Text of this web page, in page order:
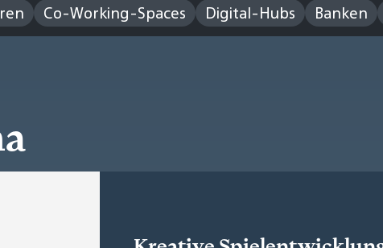
Co-Working-Spaces Digital-Hubs Banken